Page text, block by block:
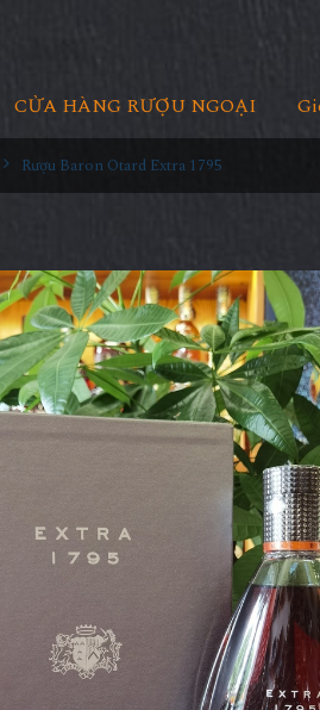
CỬA HÀNG RƯỢU NGOẠI
Rượu Baron Otard Extra 1795